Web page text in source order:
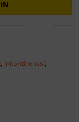
, inkontinenssi,